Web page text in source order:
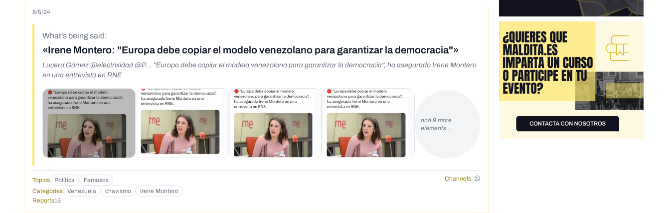
8/5/24
What's being said:
«Irene Montero: "Europa debe copiar el modelo venezolano para garantizar la democracia"»
Lucero Gómez @electrixidad @P... "Europa debe copiar el modelo venezolano para garantizar la democracia", ha asegurado Irene Montero
en una entrevista en RNE
and 9 more
elements…
Topics Política Famosos
Channels:
Categories
Venezuela chavismo
Irene Montero
Reports15